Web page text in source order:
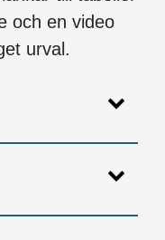
och en video
urval.